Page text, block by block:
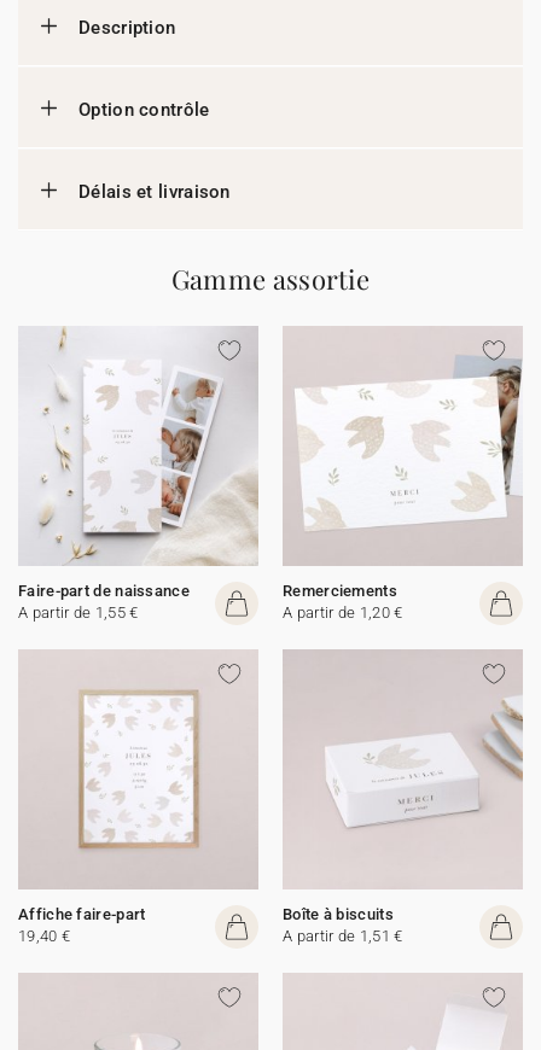
Description
Option contrôle
Délais et livraison
Gamme assortie
Faire-part de naissance
A partir de 1,55 €
Remerciements
A partir de 1,20 €
Affiche faire-part
19,40 €
Boîte à biscuits
A partir de 1,51 €